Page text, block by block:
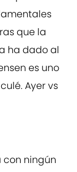
que la
ha dado al
es uno
Ayer vs
ningún